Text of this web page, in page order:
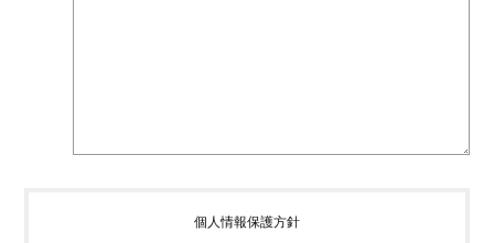
個人情報保護方針